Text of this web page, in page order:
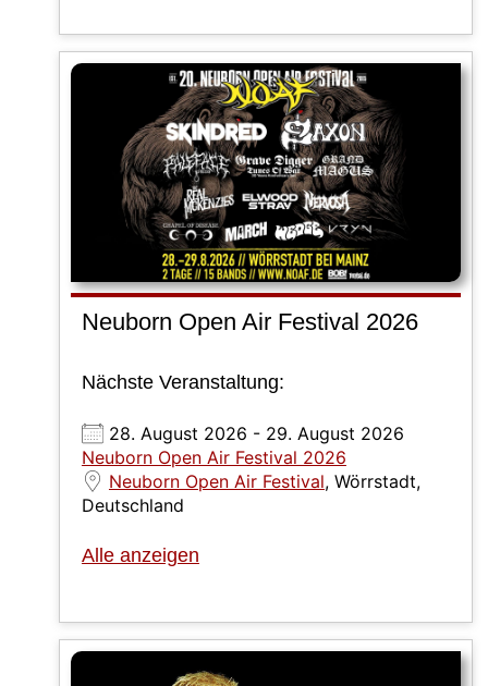
Neuborn Open Air Festival 2026
Nächste Veranstaltung:
28. August 2026 - 29. August 2026
Neuborn Open Air Festival 2026
Neuborn Open Air Festival, Wörrstadt,
Deutschland
Alle anzeigen